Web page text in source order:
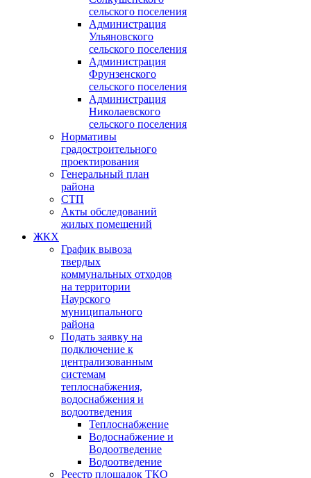
сельского поселения
Администрация
Ульяновского
сельского поселения
Администрация
Фрунзенского
сельского поселения
Администрация
Николаевского
сельского поселения
Нормативы
градостроительного
проектирования
Генеральный план
района
СТП
Акты обследований
жилых помещений
ЖКХ
График вывоза
твердых
коммунальных отходов
на территории
Наурского
муниципального
района
Подать заявку на
подключение к
централизованным
системам
теплоснабжения,
водоснабжения и
водоотведения
Теплоснабжение
Водоснабжение и
Водоотведение
Водоотведение
Реестр площадок ТКО